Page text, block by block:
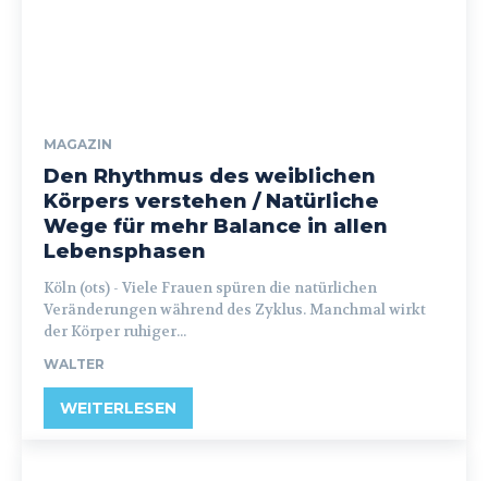
MAGAZIN
Den Rhythmus des weiblichen
Körpers verstehen / Natürliche
Wege für mehr Balance in allen
Lebensphasen
Köln (ots) - Viele Frauen spüren die natürlichen
Veränderungen während des Zyklus. Manchmal wirkt
der Körper ruhiger...
WALTER
WEITERLESEN